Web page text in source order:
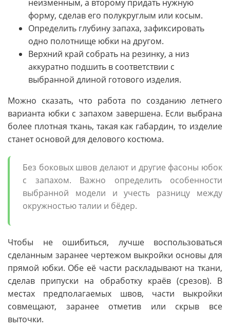
неизменным, а второму придать нужную
форму, сделав его полукруглым или косым.
Определить глубину запаха, зафиксировать
одно полотнище юбки на другом.
Верхний край собрать на резинку, а низ
аккуратно подшить в соответствии с
выбранной длиной готового изделия.
Можно сказать, что работа по созданию летнего
варианта юбки с запахом завершена. Если выбрана
более плотная ткань, такая как габардин, то изделие
станет основой для делового костюма.
Без боковых швов делают и другие фасоны юбок
с запахом. Важно определить особенности
выбранной модели и учесть разницу между
окружностью талии и бёдер.
Чтобы не ошибиться, лучше воспользоваться
сделанным заранее чертежом выкройки основы для
прямой юбки. Обе её части раскладывают на ткани,
сделав припуски на обработку краёв (срезов). В
местах предполагаемых швов, части выкройки
совмещают, заранее отметив или скрыв все
выточки.